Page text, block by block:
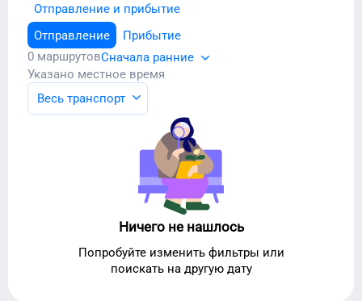
Отправление и прибытие
Отправление
Прибытие
0 маршрутовСначала ранние
Указано местное время
Весь транспорт
Ничего не нашлось
Попробуйте изменить фильтры или
поискать на другую дату